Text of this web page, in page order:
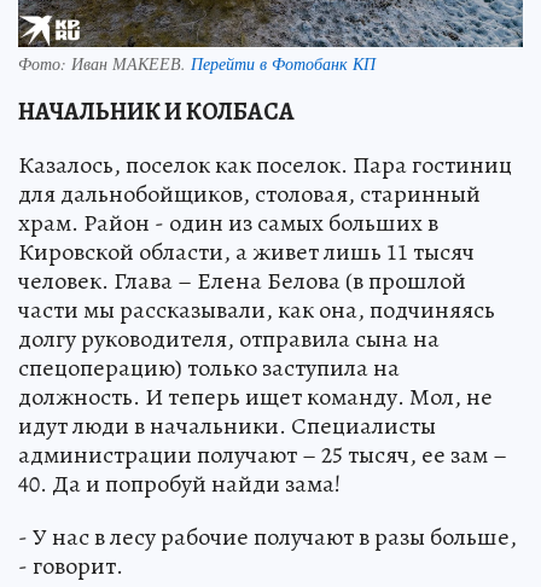
Фото: Иван МАКЕЕВ. Перейти в Фотобанк КП
НАЧАЛЬНИК И КОЛБАСА
Казалось, поселок как поселок. Пара гостиниц
для дальнобойщиков, столовая, старинный
храм. Район - один из самых больших в
Кировской области, а живет лишь 11 тысяч
человек. Глава – Елена Белова (в прошлой
части мы рассказывали, как она, подчиняясь
долгу руководителя, отправила сына на
спецоперацию) только заступила на
должность. И теперь ищет команду. Мол, не
идут люди в начальники. Специалисты
администрации получают – 25 тысяч, ее зам –
40. Да и попробуй найди зама!
- У нас в лесу рабочие получают в разы больше,
- говорит.